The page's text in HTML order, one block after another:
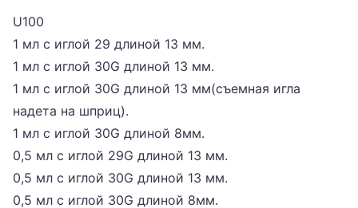
U100
1 мл с иглой 29 длиной 13 мм.
1 мл с иглой 30G длиной 13 мм.
1 мл с иглой 30G длиной 13 мм(съемная игла
надета на шприц).
1 мл с иглой 30G длиной 8мм.
0,5 мл с иглой 29G длиной 13 мм.
0,5 мл с иглой 30G длиной 13 мм.
0,5 мл с иглой 30G длиной 8мм.